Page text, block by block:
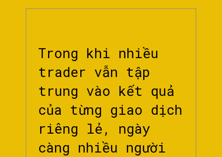
Trong khi nhiều
trader vẫn tập
trung vào kết quả
của từng giao dịch
riêng lẻ, ngày
càng nhiều người